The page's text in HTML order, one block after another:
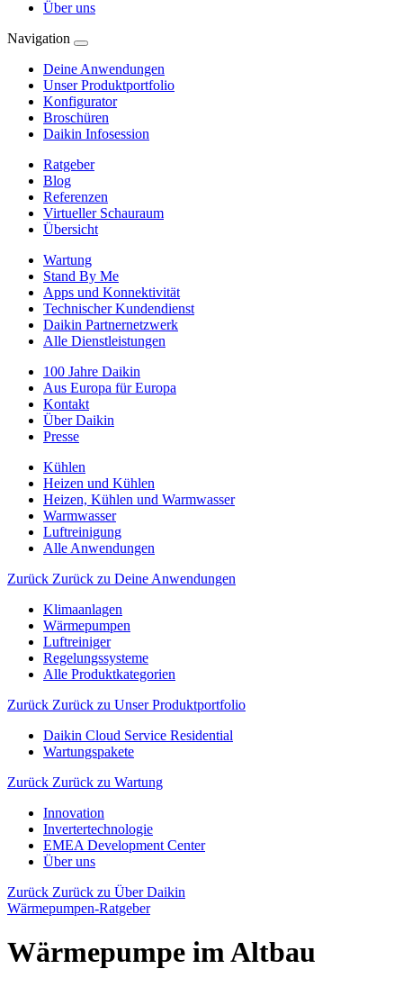
Über uns
Navigation
Deine Anwendungen
Unser Produktportfolio
Konfigurator
Broschüren
Daikin Infosession
Ratgeber
Blog
Referenzen
Virtueller Schauraum
Übersicht
Wartung
Stand By Me
Apps und Konnektivität
Technischer Kundendienst
Daikin Partnernetzwerk
Alle Dienstleistungen
100 Jahre Daikin
Aus Europa für Europa
Kontakt
Über Daikin
Presse
Kühlen
Heizen und Kühlen
Heizen, Kühlen und Warmwasser
Warmwasser
Luftreinigung
Alle Anwendungen
Zurück Zurück zu Deine Anwendungen
Klimaanlagen
Wärmepumpen
Luftreiniger
Regelungssysteme
Alle Produktkategorien
Zurück Zurück zu Unser Produktportfolio
Daikin Cloud Service Residential
Wartungspakete
Zurück Zurück zu Wartung
Innovation
Invertertechnologie
EMEA Development Center
Über uns
Zurück Zurück zu Über Daikin
Wärmepumpen-Ratgeber
Wärmepumpe im Altbau